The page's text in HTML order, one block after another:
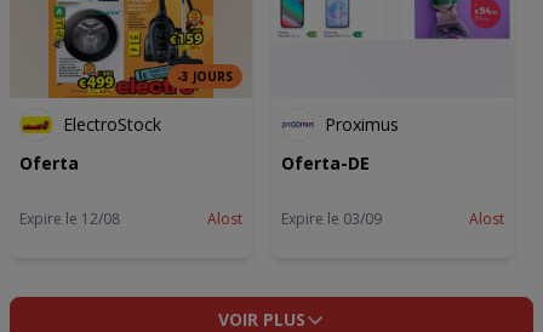
-3 JOURS
ElectroStock
Oferta
Expire le 12/08 Alost
Proximus
Oferta-DE
Expire le 03/09 Alost
VOIR PLUS